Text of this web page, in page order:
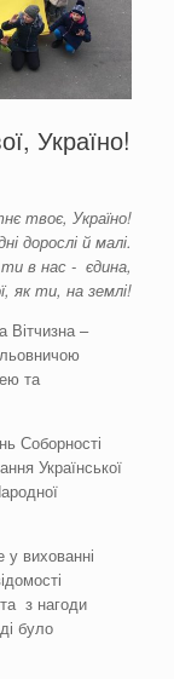
Україно!
твоє, Україно!
дорослі й малі.
в нас - єдина,
як ти, на землі!
–
та
Соборності
Української
вихованні
з нагоди
було